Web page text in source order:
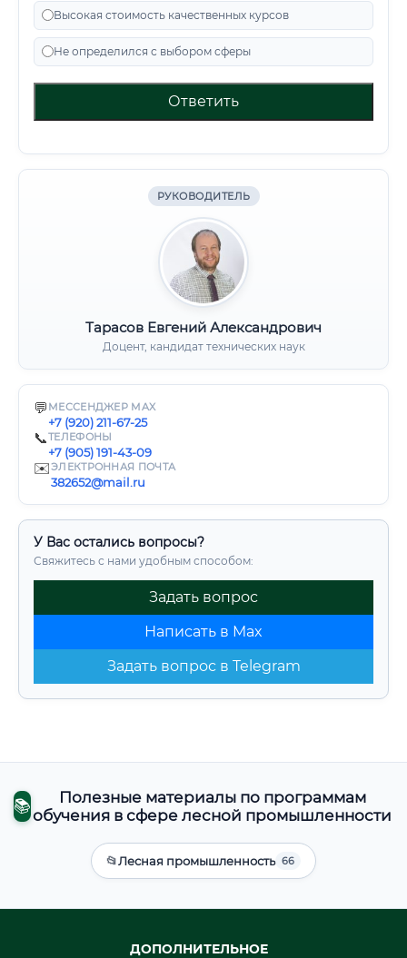
Высокая стоимость качественных курсов
Не определился с выбором сферы
Ответить
РУКОВОДИТЕЛЬ
Тарасов Евгений Александрович
Доцент, кандидат технических наук
💬 МЕССЕНДЖЕР MAX
+7 (920) 211-67-25
📞ТЕЛЕФОНЫ
+7 (905) 191-43-09
✉️ЭЛЕКТРОННАЯ ПОЧТА
382652@mail.ru
У Вас остались вопросы?
Свяжитесь с нами удобным способом:
Задать вопрос
Написать в Max
Задать вопрос в Telegram
📚
Полезные материалы по программам
обучения в сфере лесной промышленности
📂Лесная промышленность 66
ДОПОЛНИТЕЛЬНОЕ